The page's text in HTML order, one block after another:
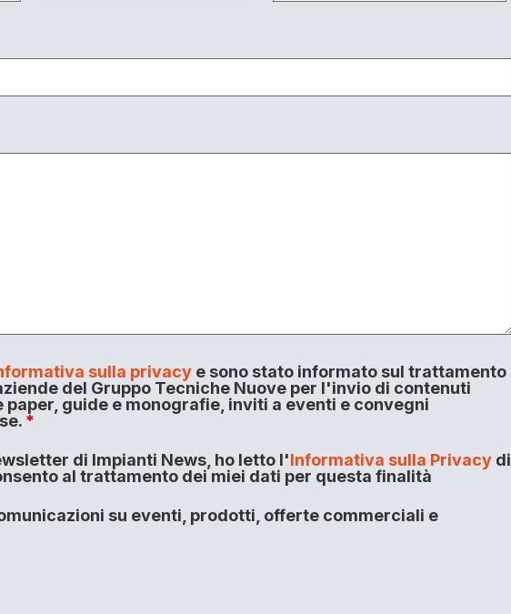
sulla privacye sono stato informato sul trattamento
del Gruppo Tecniche Nuove per l'invio di contenuti
guide e monografie, inviti a eventi e convegni
*
di Impianti News, ho letto l'Informativa sulla Privacydi
al trattamento dei miei dati per questa finalità
su eventi, prodotti, offerte commerciali e